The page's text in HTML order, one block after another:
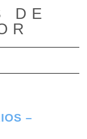
DE
de navegación
–